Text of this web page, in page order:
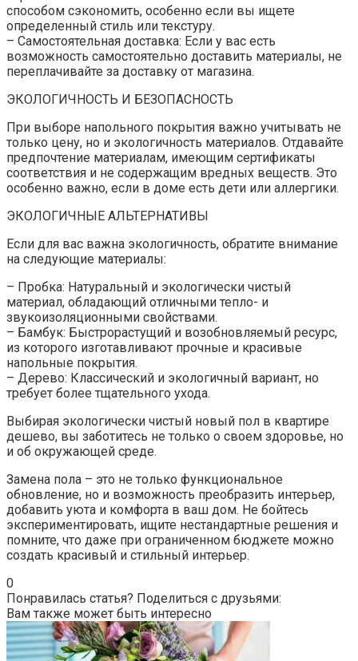
способом сэкономить, особенно если вы ищете
определенный стиль или текстуру.
– Самостоятельная доставка: Если у вас есть
возможность самостоятельно доставить материалы, не
переплачивайте за доставку от магазина.
ЭКОЛОГИЧНОСТЬ И БЕЗОПАСНОСТЬ
При выборе напольного покрытия важно учитывать не
только цену, но и экологичность материалов. Отдавайте
предпочтение материалам, имеющим сертификаты
соответствия и не содержащим вредных веществ. Это
особенно важно, если в доме есть дети или аллергики.
ЭКОЛОГИЧНЫЕ АЛЬТЕРНАТИВЫ
Если для вас важна экологичность, обратите внимание
на следующие материалы:
– Пробка: Натуральный и экологически чистый
материал, обладающий отличными тепло- и
звукоизоляционными свойствами.
– Бамбук: Быстрорастущий и возобновляемый ресурс,
из которого изготавливают прочные и красивые
напольные покрытия.
– Дерево: Классический и экологичный вариант, но
требует более тщательного ухода.
Выбирая экологически чистый новый пол в квартире
дешево, вы заботитесь не только о своем здоровье, но
и об окружающей среде.
Замена пола – это не только функциональное
обновление, но и возможность преобразить интерьер,
добавить уюта и комфорта в ваш дом. Не бойтесь
экспериментировать, ищите нестандартные решения и
помните, что даже при ограниченном бюджете можно
создать красивый и стильный интерьер.
0
Понравилась статья? Поделиться с друзьями:
Вам также может быть интересно